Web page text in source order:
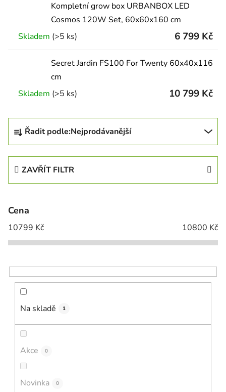
Kompletní grow box URBANBOX LED
Cosmos 120W Set, 60x60x160 cm
Skladem (>5 ks) 6 799 Kč
Secret Jardin FS100 For Twenty 60x40x116
cm
Skladem (>5 ks) 10 799 Kč
Řazení produktů
Řadit podle:Nejprodávanější
ZAVŘÍT FILTR
Cena
10799 Kč 10800 Kč
Na skladě 1
Akce 0
Novinka 0